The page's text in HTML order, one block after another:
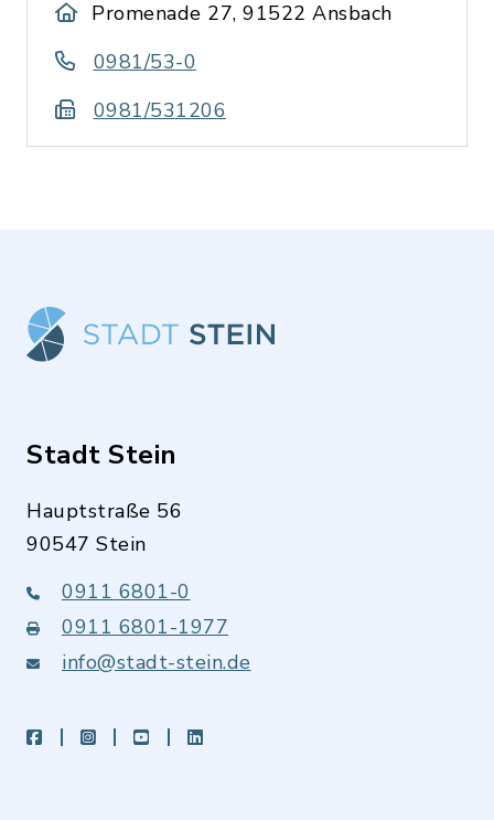
Promenade 27, 91522 Ansbach
0981/53-0
0981/531206
Stadt Stein
Hauptstraße 56
90547 Stein
0911 6801-0
0911 6801-1977
info@stadt-stein.de
facebookinstagramyoutubeLinkedIn